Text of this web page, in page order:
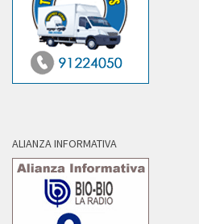
ALIANZA INFORMATIVA